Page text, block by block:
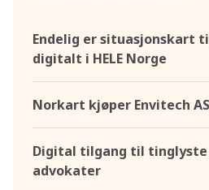
Endelig er situasjonskart
digitalt i HELE Norge
Norkart kjøper Envitech AS
Digital tilgang til
advokater